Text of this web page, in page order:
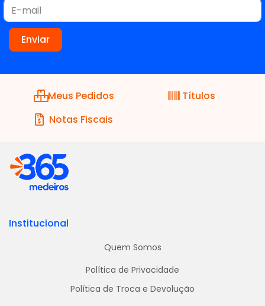
Meus Pedidos
Títulos
Notas Fiscais
Institucional
Quem Somos
Política de Privacidade
Política de Troca e Devolução